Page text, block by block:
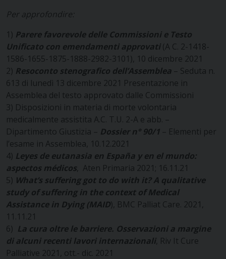
Per approfondire:
1) Parere favorevole delle Commissioni e Testo
Unificato con emendamenti approvati(A C. 2-1418-
1586-1655-1875-1888-2982-3101), 10 dicembre 2021
2) Resoconto stenografico dell’Assemblea – Seduta n.
613 di lunedì 13 dicembre 2021 Presentazione in
Assemblea del testo approvato dalle Commissioni
3) Disposizioni in materia di morte volontaria
medicalmente assistita A.C. T.U. 2-A e abb. –
Dipartimento Giustizia – Dossier n° 90/1 – Elementi per
l’esame in Assemblea, 10.12.2021
4) Leyes de eutanasia en España y en el mundo:
aspectos médicos , Aten Primaria 2021; 16.11.21
5) What’s suffering got to do with it? A qualitative
study of suffering in the context of Medical
Assistance in Dying (MAID), BMC Palliat Care. 2021,
11.11.21
6) La cura oltre le barriere. Osservazioni a margine
di alcuni recenti lavori internazionali, Riv It Cure
Palliative 2021, ott.- dic. 2021